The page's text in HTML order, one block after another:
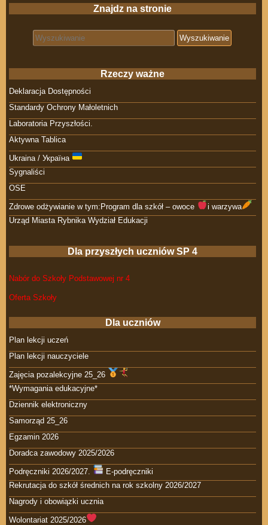
Znajdz na stronie
Search for:
Rzeczy ważne
Deklaracja Dostępności
Standardy Ochrony Małoletnich
Laboratoria Przyszłości.
Aktywna Tablica
Ukraina / Україна
Sygnaliści
OSE
Zdrowe odżywianie w tym:Program dla szkół – owoce
i warzywa
Urząd Miasta Rybnika Wydział Edukacji
Dla przyszłych uczniów SP 4
Nabór do Szkoły Podstawowej nr 4
Oferta Szkoły
Dla uczniów
Plan lekcji uczeń
Plan lekcji nauczyciele
Zajęcia pozalekcyjne 25_26
*Wymagania edukacyjne*
Dziennik elektroniczny
Samorząd 25_26
Egzamin 2026
Doradca zawodowy 2025/2026
Podręczniki 2026/2027.
E-podręczniki
Rekrutacja do szkół średnich na rok szkolny 2026/2027
Nagrody i obowiązki ucznia
Wolontariat 2025/2026